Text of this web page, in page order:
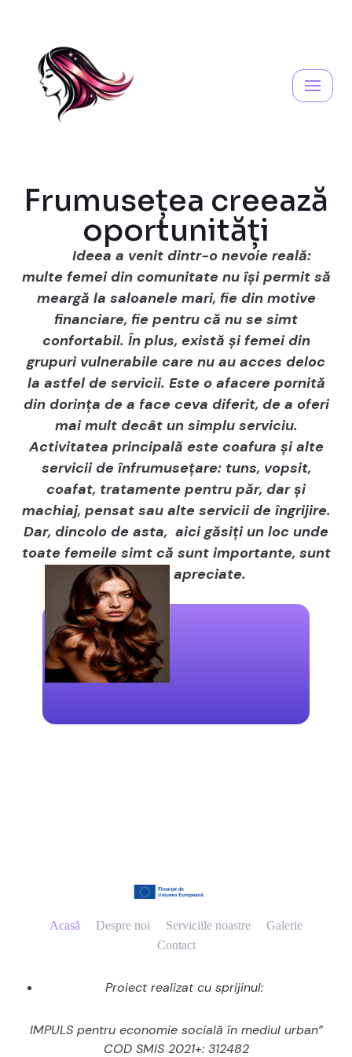
content
Frumusețea creează
oportunități
Ideea a venit dintr-o nevoie reală:
multe femei din comunitate nu își permit să
meargă la saloanele mari, fie din motive
financiare, fie pentru că nu se simt
confortabil. În plus, există și femei din
grupuri vulnerabile care nu au acces deloc
la astfel de servicii. Este o afacere pornită
din dorința de a face ceva diferit, de a oferi
mai mult decât un simplu serviciu.
Activitatea principală este coafura și alte
servicii de înfrumusețare: tuns, vopsit,
coafat, tratamente pentru păr, dar și
machiaj, pensat sau alte servicii de îngrijire.
Dar, dincolo de asta, aici găsiți un loc unde
toate femeile simt că sunt importante, sunt
văzute și apreciate.
Acasă Despre noi Serviciile noastre
Galerie
Contact
Proiect realizat cu sprijinul:
IMPULS pentru economie socială în mediul urban”
COD SMIS 2021+: 312482